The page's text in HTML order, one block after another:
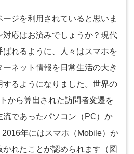
ジを利用されていると思いま
応はお済みでしょうか？現代
れるように、人々はスマホを
ネット情報を日常生活の大き
するようになりました。世界の
から算出された訪問者変遷を
流であったパソコン（PC）か
年にはスマホ（Mobile）か
れたことが認められます（図